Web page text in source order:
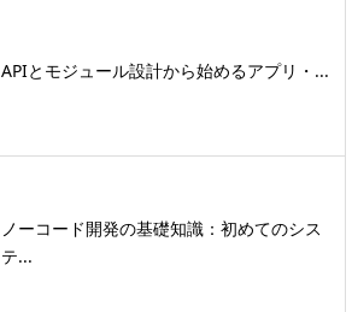
APIとモジュール設計から始めるアプリ・...
ノーコード開発の基礎知識：初めてのシス
テ...